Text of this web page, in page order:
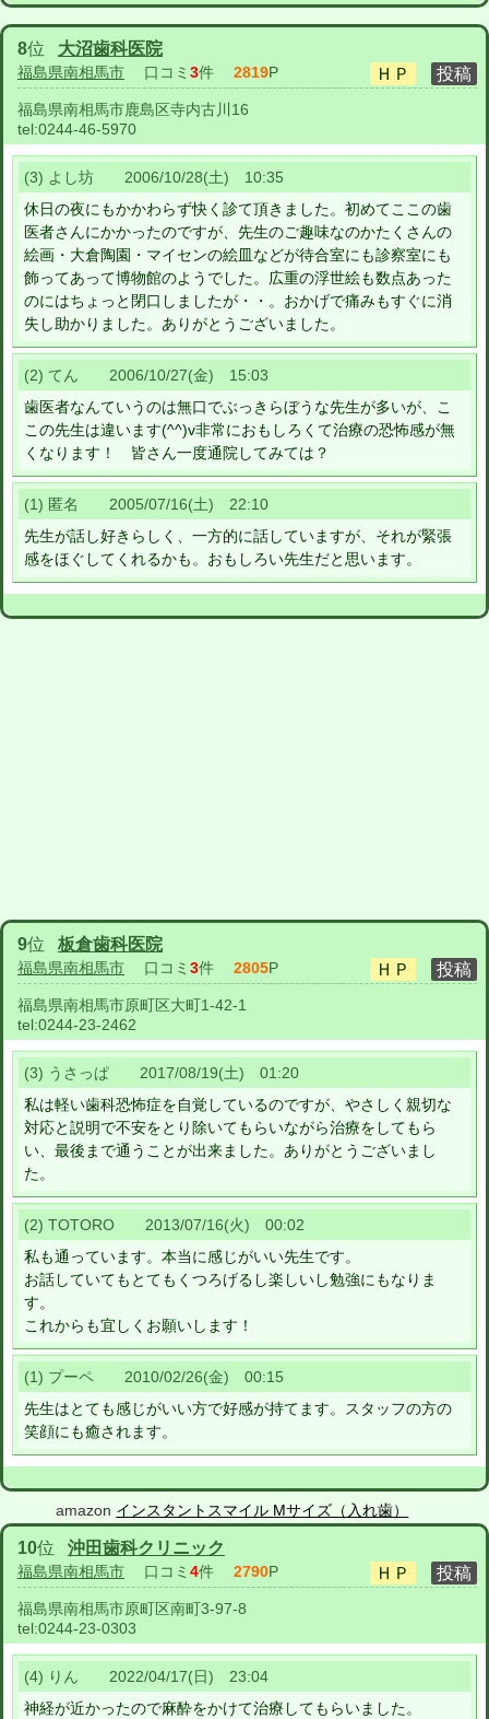
8位 大沼歯科医院
福島県南相馬市 口コミ 3件 2819P
福島県南相馬市鹿島区寺内古川16
tel:0244-46-5970
(3) よし坊 2006/10/28(土) 10:35
休日の夜にもかかわらず快く診て頂きました。初めてここの歯
医者さんにかかったのですが、先生のご趣味なのかたくさんの
絵画・大倉陶園・マイセンの絵皿などが待合室にも診察室にも
飾ってあって博物館のようでした。広重の浮世絵も数点あった
のにはちょっと閉口しましたが・・。おかげで痛みもすぐに消
失し助かりました。ありがとうございました。
(2) てん 2006/10/27(金) 15:03
歯医者なんていうのは無口でぶっきらぼうな先生が多いが、こ
この先生は違います(^^)v非常におもしろくて治療の恐怖感が無
くなります！ 皆さん一度通院してみては？
(1) 匿名 2005/07/16(土) 22:10
先生が話し好きらしく、一方的に話していますが、それが緊張
感をほぐしてくれるかも。おもしろい先生だと思います。
9位 板倉歯科医院
福島県南相馬市 口コミ 3件 2805P
福島県南相馬市原町区大町1-42-1
tel:0244-23-2462
(3) うさっぱ 2017/08/19(土) 01:20
私は軽い歯科恐怖症を自覚しているのですが、やさしく親切な
対応と説明で不安をとり除いてもらいながら治療をしてもら
い、最後まで通うことが出来ました。ありがとうございまし
た。
(2) TOTORO 2013/07/16(火) 00:02
私も通っています。本当に感じがいい先生です。
お話していてもとてもくつろげるし楽しいし勉強にもなりま
す。
これからも宜しくお願いします！
(1) プーペ 2010/02/26(金) 00:15
先生はとても感じがいい方で好感が持てます。スタッフの方の
笑顔にも癒されます。
amazon インスタントスマイル Mサイズ（入れ歯）
10位 沖田歯科クリニック
福島県南相馬市 口コミ 4件 2790P
福島県南相馬市原町区南町3-97-8
tel:0244-23-0303
(4) りん 2022/04/17(日) 23:04
神経が近かったので麻酔をかけて治療してもらいました。